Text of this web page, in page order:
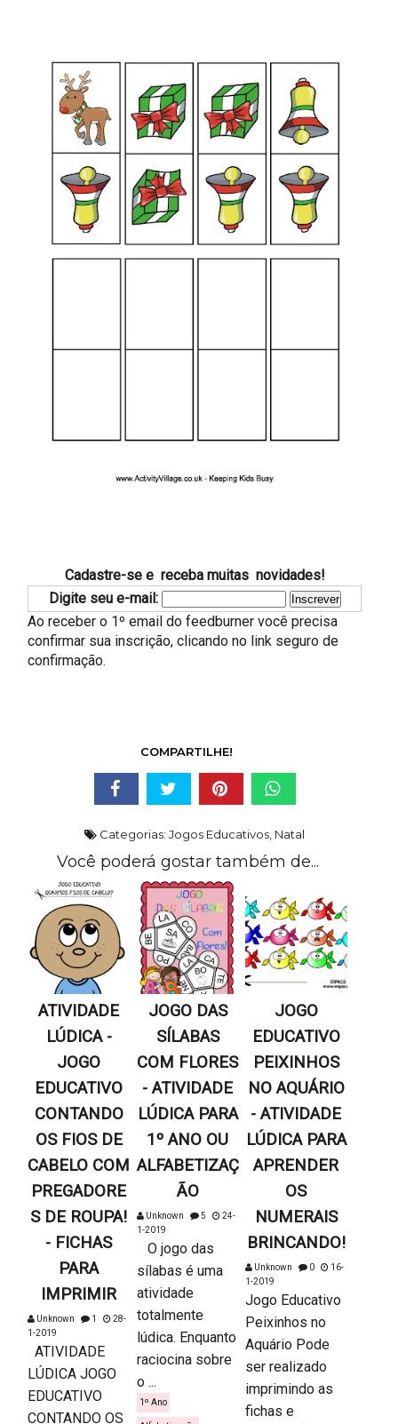
Cadastre-se e receba muitas novidades!
Digite seu e-mail:
Ao receber o 1º email do feedburner você precisa
confirmar sua inscrição, clicando no link seguro de
confirmação.
COMPARTILHE!
Categorias:Jogos Educativos, Natal
Você poderá gostar também de...
ATIVIDADE
LÚDICA -
JOGO
EDUCATIVO
CONTANDO
OS FIOS DE
CABELO COM
PREGADORE
S DE ROUPA!
- FICHAS
PARA
IMPRIMIR
Unknown 1
28-
1-2019
ATIVIDADE
LÚDICA JOGO
EDUCATIVO
CONTANDO OS
JOGO DAS
SÍLABAS
COM FLORES
- ATIVIDADE
LÚDICA PARA
1º ANO OU
ALFABETIZAÇ
ÃO
Unknown 5
24-
1-2019
O jogo das
sílabas é uma
atividade
totalmente
lúdica. Enquanto
raciocina sobre
o ...
1º Ano
JOGO
EDUCATIVO
PEIXINHOS
NO AQUÁRIO
- ATIVIDADE
LÚDICA PARA
APRENDER
OS
NUMERAIS
BRINCANDO!
Unknown 0
16-
1-2019
Jogo Educativo
Peixinhos no
Aquário Pode
ser realizado
imprimindo as
fichas e